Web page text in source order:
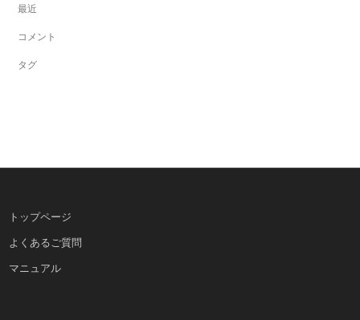
最近
コメント
タグ
トップページ
よくあるご質問
マニュアル